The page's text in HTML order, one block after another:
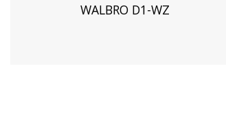
WALBRO D1-WZ